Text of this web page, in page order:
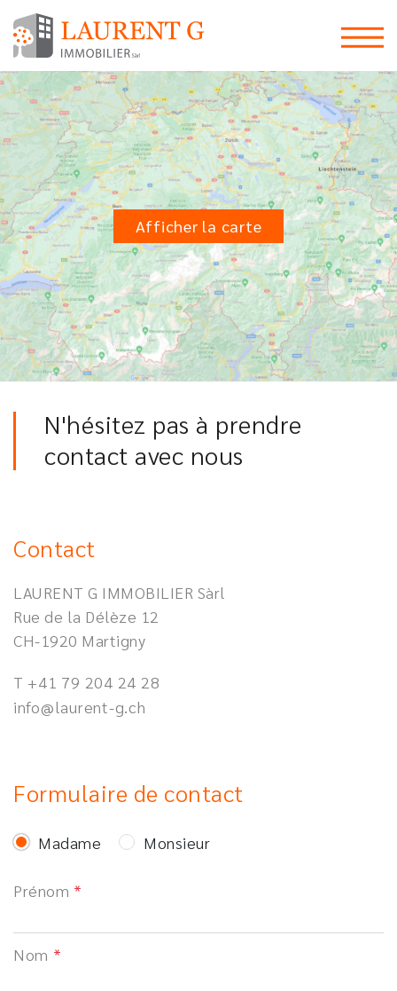
Afficher la carte
N'hésitez pas à prendre
contact avec nous
Contact
LAURENT G IMMOBILIER Sàrl
Rue de la Délèze 12
CH-1920 Martigny
T +41 79 204 24 28
info@laurent-g.ch
Formulaire de contact
Madame Monsieur
Prénom
Nom